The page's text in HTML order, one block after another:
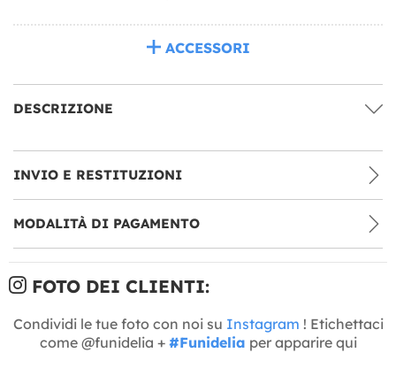
ACCESSORI
DESCRIZIONE
INVIO E RESTITUZIONI
MODALITÀ DI PAGAMENTO
FOTO DEI CLIENTI:
Condividi le tue foto con noi su Instagram ! Etichettaci
come @funidelia + #Funidelia per apparire qui